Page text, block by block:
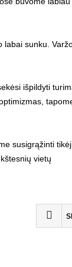
labai sunku.
išpildyti
susigrąžinti
vietų